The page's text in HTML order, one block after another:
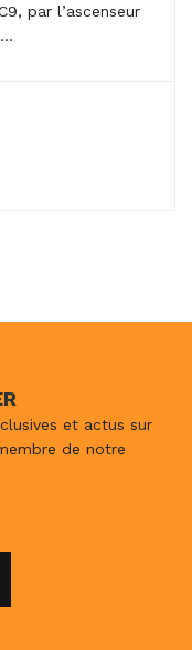
par l’ascenseur
et actus sur
de notre